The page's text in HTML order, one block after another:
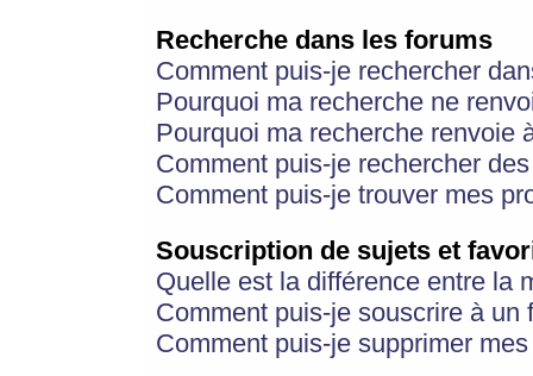
Recherche dans les forums
Comment puis-je rechercher
Pourquoi ma recherche ne
Pourquoi ma recherche renvoie
Comment puis-je rechercher
Comment puis-je trouver mes
Souscription de sujets et
Quelle est la différence entre la
Comment puis-je souscrire à
Comment puis-je supprimer